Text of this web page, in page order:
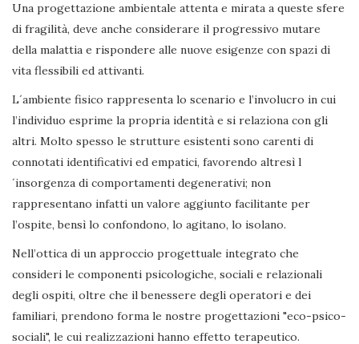
Una progettazione ambientale attenta e mirata a queste sfere
di fragilità, deve anche considerare il progressivo mutare
della malattia e rispondere alle nuove esigenze con spazi di
vita flessibili ed attivanti.
L´ambiente fisico rappresenta lo scenario e l’involucro in cui
l’individuo esprime la propria identità e si relaziona con gli
altri. Molto spesso le strutture esistenti sono carenti di
connotati identificativi ed empatici, favorendo altresì l
´insorgenza di comportamenti degenerativi; non
rappresentano infatti un valore aggiunto facilitante per
l’ospite, bensì lo confondono, lo agitano, lo isolano.
Nell’ottica di un approccio progettuale integrato che
consideri le componenti psicologiche, sociali e relazionali
degli ospiti, oltre che il benessere degli operatori e dei
familiari, prendono forma le nostre progettazioni "eco-psico-
sociali", le cui realizzazioni hanno effetto terapeutico.